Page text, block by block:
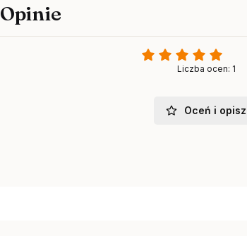
Opinie
Liczba ocen: 1
Oceń i opisz